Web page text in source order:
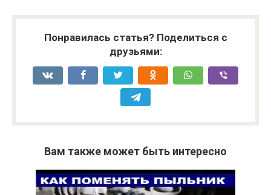
Понравилась статья? Поделиться с
друзьями:
Вам также может быть интересно